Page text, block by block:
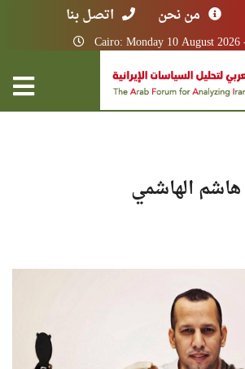
من نحن اتصل بنا
Cairo: Monday 10 August
الهاشمي